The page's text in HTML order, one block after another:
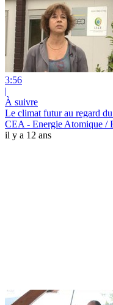
3:56
|
À suivre
Le climat futur au regard du
CEA - Energie Atomique /
il y a 12 ans